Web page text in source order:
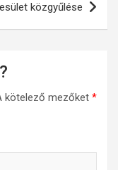
közgyűlése
kötelező mezőket *